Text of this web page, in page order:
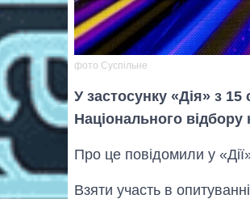
фото Суспільне
У застосунку «Дія» з
Національного
Про це повідомили у
Взяти участь в